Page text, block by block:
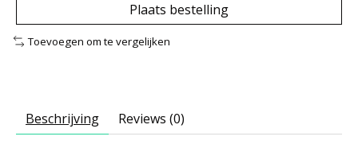
Plaats bestelling
Toevoegen om te vergelijken
Beschrijving Reviews (0)